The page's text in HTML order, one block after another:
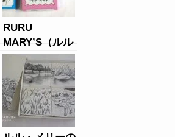
ルルメリーの夏季限定ルルサブレ
どうぞ